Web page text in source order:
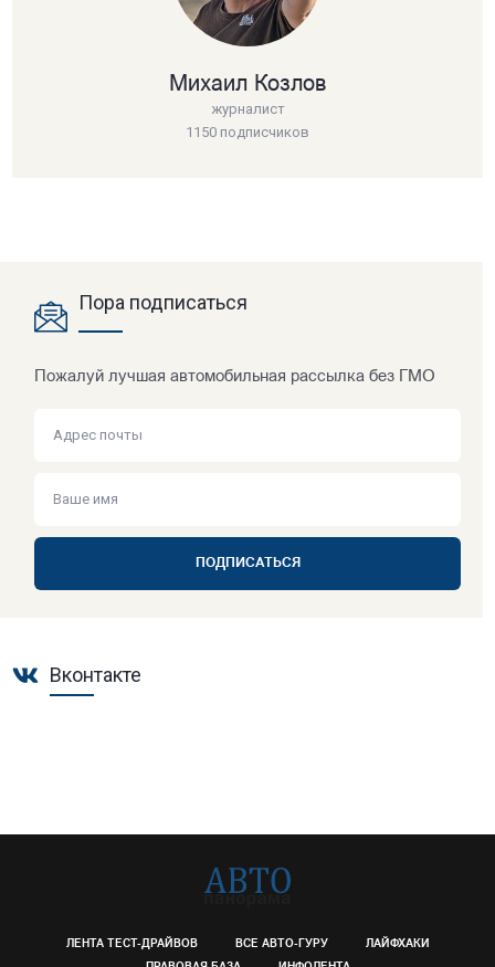
Михаил Козлов
журналист
1150 подписчиков
Пора подписаться
Пожалуй лучшая автомобильная рассылка без ГМО
ПОДПИСАТЬСЯ
Вконтакте
ЛЕНТА ТЕСТ-ДРАЙВОВ ВСЕ АВТО-ГУРУ
ЛАЙФХАКИ